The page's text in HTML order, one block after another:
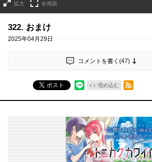
拡大 全画面
322. おまけ
2025年04月29日
コメントを書く(47)
ポスト 埋め込む
RSSフィード